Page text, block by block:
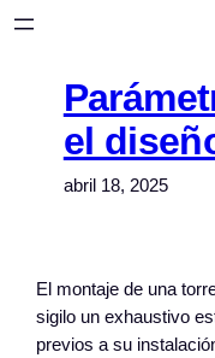
Saltar
el
abril 18, 2025
El montaje de una
sigilo un exhaustivo
previos a su